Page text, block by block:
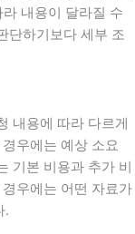
내용이 달라질 수
단하기보다 세부 조
내용에 따라 다르게
우에는 예상 소요
기본 비용과 추가 비
우에는 어떤 자료가
.